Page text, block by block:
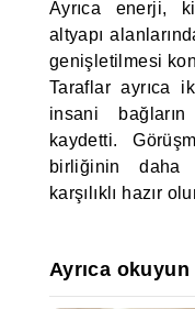
Ayrıca enerji,
altyapı
genişletilmesi
Taraflar ayrıca
insani
kaydetti.
birliğinin daha
karşılıklı hazır
Ayrıca okuyun